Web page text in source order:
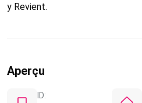
y Revient.
Aperçu
ID: